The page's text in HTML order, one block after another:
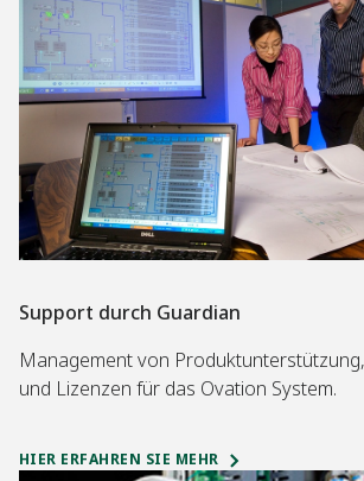
Support durch Guardian
Management von
und Lizenzen für das Ovation System.
HIER ERFAHREN SIE MEHR